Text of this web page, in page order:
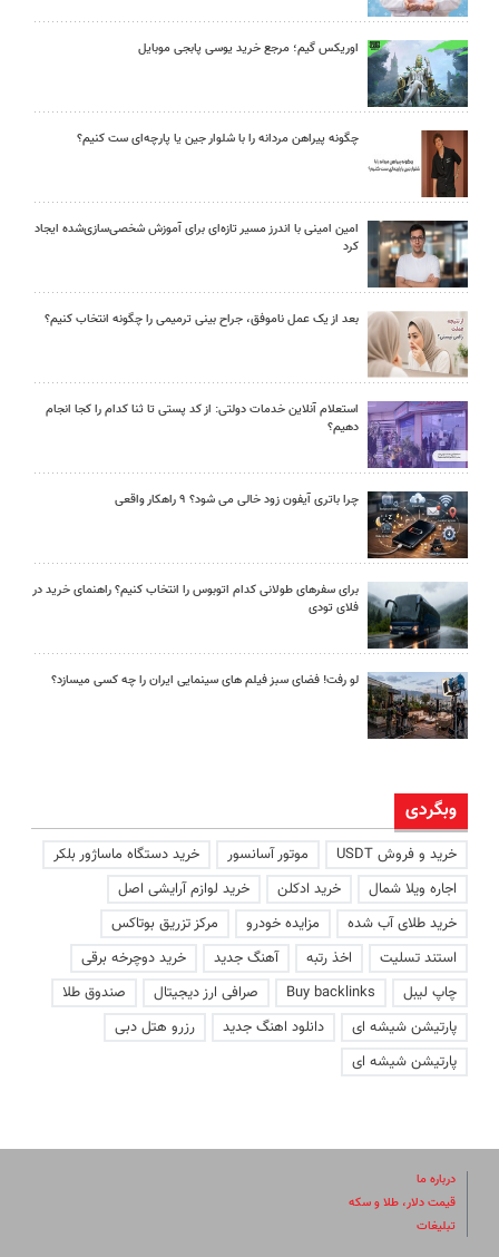
اوریکس گیم؛ مرجع خرید یوسی پابجی موبایل
چگونه پیراهن مردانه را با شلوار جین یا پارچه‌ای ست کنیم؟
امین امینی با اندرز مسیر تازه‌ای برای آموزش شخصی‌سازی‌شده ایجاد
کرد
بعد از یک عمل ناموفق، جراح بینی ترمیمی را چگونه انتخاب کنیم؟
استعلام آنلاین خدمات دولتی: از کد پستی تا ثنا کدام را کجا انجام
دهیم؟
چرا باتری آیفون زود خالی می شود؟ ۹ راهکار واقعی
برای سفرهای طولانی کدام اتوبوس را انتخاب کنیم؟ راهنمای خرید در
فلای تودی
لو رفت! فضای سبز فیلم های سینمایی ایران را چه کسی میسازد؟
وبگردی
خرید و فروش USDT موتور آسانسور
خرید دستگاه ماساژور بلکر
اجاره ویلا شمال
خرید ادکلن
خرید لوازم آرایشی اصل
خرید طلای آب شده
مزایده خودرو
مرکز تزریق بوتاکس
استند تسلیت
اخذ رتبه آهنگ جدید
خرید دوچرخه برقی
چاپ لیبل
Buy backlinks صرافی ارز دیجیتال
صندوق طلا
پارتیشن شیشه ای
دانلود اهنگ جدید
رزرو هتل دبی
پارتیشن شیشه ای
درباره ما
قیمت دلار، طلا و سکه
تبلیغات